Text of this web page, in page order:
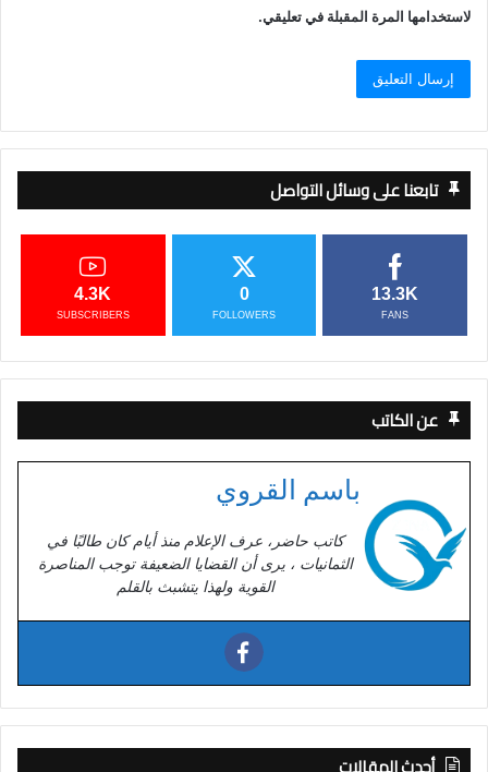
لاستخدامها المرة المقبلة في تعليقي.
تابعنا على وسائل التواصل
13.3K
FANS
0
FOLLOWERS
4.3K
SUBSCRIBERS
عن الكاتب
باسم القروي
كاتب حاضر، عرف الإعلام منذ أيام كان طالبًا في
الثمانيات ، يرى أن القضايا الضعيفة توجب المناصرة
القوية ولهذا يتشبث بالقلم